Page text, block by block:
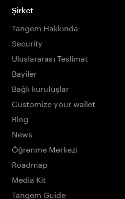
Şirket
Tangem Hakkında
Security
Uluslararası Teslimat
Bayiler
Bağlı kuruluşlar
Customize your wallet
Blog
News
Öğrenme Merkezi
Roadmap
Media Kit
Tangem Guide